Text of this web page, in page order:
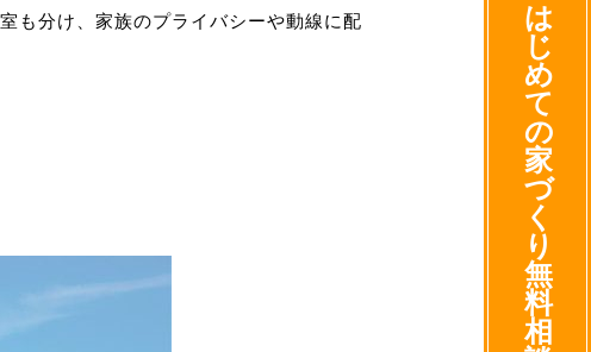
も分け、家族のプライバシーや動線に配
は
じ
め
て
の
家
づ
く
り
無
料
相